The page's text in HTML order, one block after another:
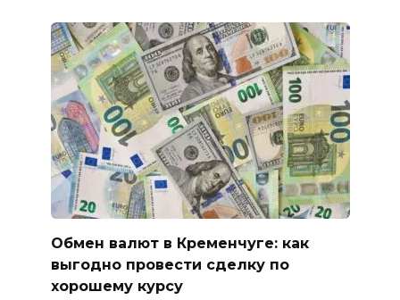
Обмен валют в Кременчуге: как
выгодно провести сделку по
хорошему курсу